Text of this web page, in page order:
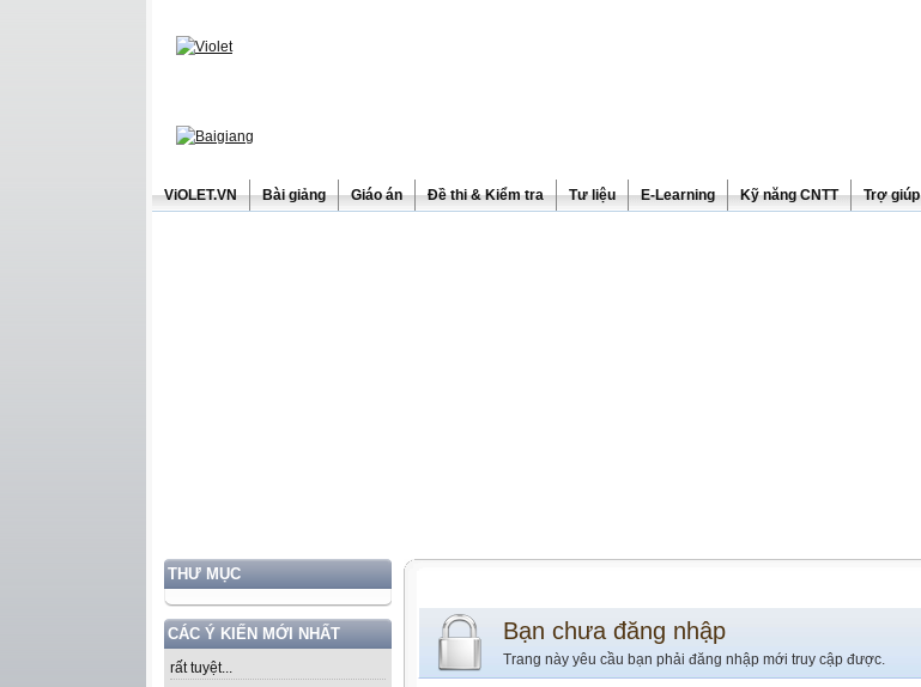
ViOLET.VN Bài giảng Giáo án Đề thi & Kiểm tra Tư liệu E-Learning Kỹ năng CNTT Trợ giúp
THƯ MỤC
CÁC Ý KIẾN MỚI NHẤT
rất tuyệt...
Bạn chưa đăng nhập
Trang này yêu cầu bạn phải đăng nhập mới truy cập được.